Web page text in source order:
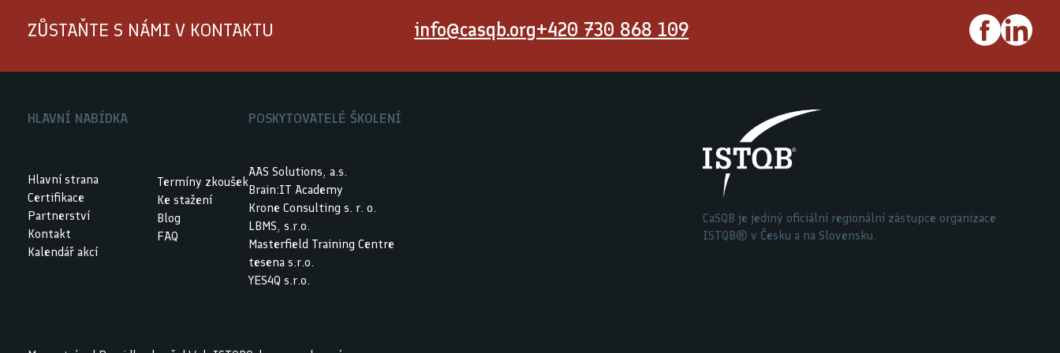
ZŮSTAŇTE S NÁMI V KONTAKTU info@casqb.org+420 730 868 109
HLAVNÍ NABÍDKA
Hlavní strana
Certifikace
Partnerství
Kontakt
Kalendář akcí
Termíny zkoušek
Ke stažení
Blog
FAQ
POSKYTOVATELÉ ŠKOLENÍ
AAS Solutions, a.s.
Brain:IT Academy
Krone Consulting s. r. o.
LBMS, s.r.o.
Masterfield Training Centre
tesena s.r.o.
YES4Q s.r.o.
CaSQB je jediný oficiální regionální zástupce organizace
ISTQB® v Česku a na Slovensku.